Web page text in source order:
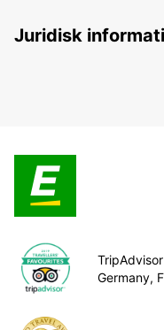
Juridisk
Germany,